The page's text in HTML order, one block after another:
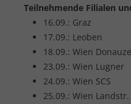
Teilnehmende Filialen
16.09.: Graz
17.09.: Leoben
18.09.: Wien
23.09.: Wien Lugner
24.09.: Wien SCS
25.09.: Wien Landstr.